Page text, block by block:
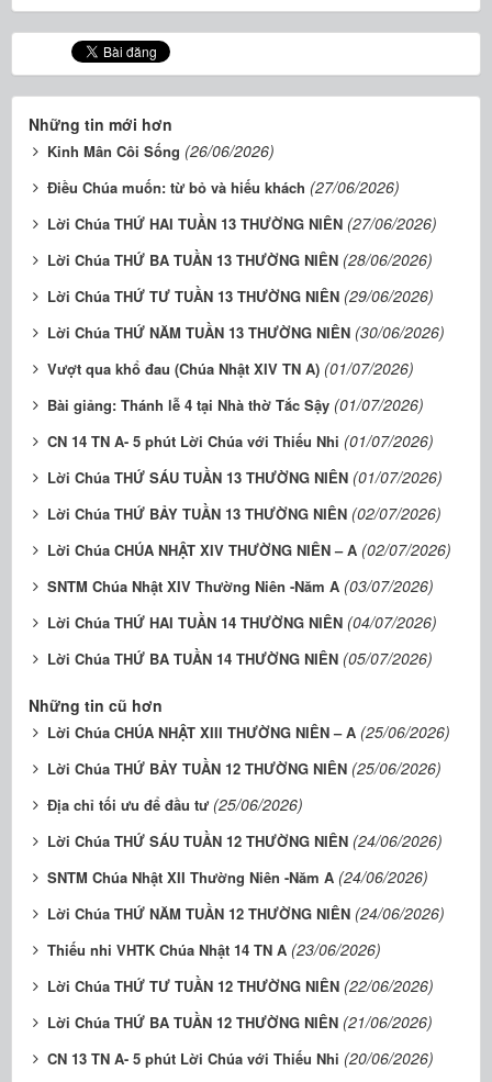
Những tin mới hơn
Kinh Mân Côi Sống (26/06/2026)
Điều Chúa muốn: từ bỏ và hiếu khách (27/06/2026)
Lời Chúa THỨ HAI TUẦN 13 THƯỜNG NIÊN (27/06/2026)
Lời Chúa THỨ BA TUẦN 13 THƯỜNG NIÊN (28/06/2026)
Lời Chúa THỨ TƯ TUẦN 13 THƯỜNG NIÊN (29/06/2026)
Lời Chúa THỨ NĂM TUẦN 13 THƯỜNG NIÊN (30/06/2026)
Vượt qua khổ đau (Chúa Nhật XIV TN A) (01/07/2026)
Bài giảng: Thánh lễ 4 tại Nhà thờ Tắc Sậy (01/07/2026)
CN 14 TN A- 5 phút Lời Chúa với Thiếu Nhi (01/07/2026)
Lời Chúa THỨ SÁU TUẦN 13 THƯỜNG NIÊN (01/07/2026)
Lời Chúa THỨ BẢY TUẦN 13 THƯỜNG NIÊN (02/07/2026)
Lời Chúa CHÚA NHẬT XIV THƯỜNG NIÊN – A (02/07/2026)
SNTM Chúa Nhật XIV Thường Niên -Năm A (03/07/2026)
Lời Chúa THỨ HAI TUẦN 14 THƯỜNG NIÊN (04/07/2026)
Lời Chúa THỨ BA TUẦN 14 THƯỜNG NIÊN (05/07/2026)
Những tin cũ hơn
Lời Chúa CHÚA NHẬT XIII THƯỜNG NIÊN – A (25/06/2026)
Lời Chúa THỨ BẢY TUẦN 12 THƯỜNG NIÊN (25/06/2026)
Địa chỉ tối ưu để đầu tư (25/06/2026)
Lời Chúa THỨ SÁU TUẦN 12 THƯỜNG NIÊN (24/06/2026)
SNTM Chúa Nhật XII Thường Niên -Năm A (24/06/2026)
Lời Chúa THỨ NĂM TUẦN 12 THƯỜNG NIÊN (24/06/2026)
Thiếu nhi VHTK Chúa Nhật 14 TN A (23/06/2026)
Lời Chúa THỨ TƯ TUẦN 12 THƯỜNG NIÊN (22/06/2026)
Lời Chúa THỨ BA TUẦN 12 THƯỜNG NIÊN (21/06/2026)
CN 13 TN A- 5 phút Lời Chúa với Thiếu Nhi (20/06/2026)